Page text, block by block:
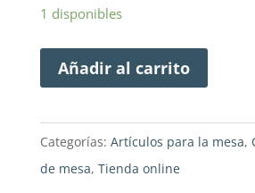
1 disponibles
Añadir al carrito
Categorías: Artículos para la mesa,
de mesa, Tienda online